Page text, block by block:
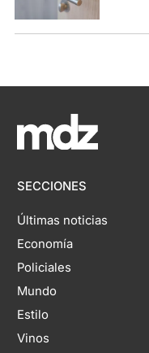
SECCIONES
Últimas noticias
Economía
Policiales
Mundo
Estilo
Vinos